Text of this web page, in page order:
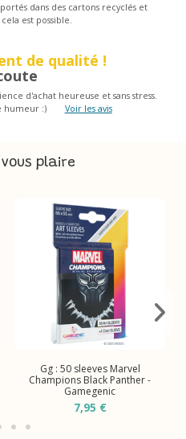
dans des cartons recyclés et
est possible.
de qualité !
d'achat heureuse et sans stress.
humeur :)
Voir les avis
plaire
Gg : 50 sleeves Marvel
Champions Black Panther -
Gamegenic
7,95 €